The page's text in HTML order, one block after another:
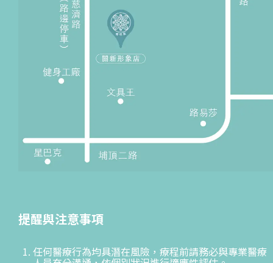
提醒與注意事項
任何醫療行為均具潛在風險，療程前請務必與專業醫療